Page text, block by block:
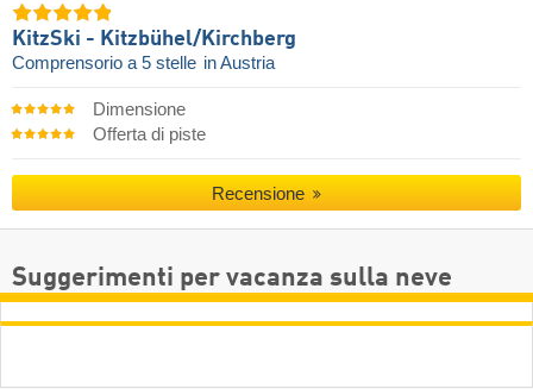
KitzSki - Kitzbühel/​Kirchberg
Comprensorio a 5 stelle in Austria
Dimensione
Offerta di piste
Recensione
Suggerimenti per vacanza sulla neve